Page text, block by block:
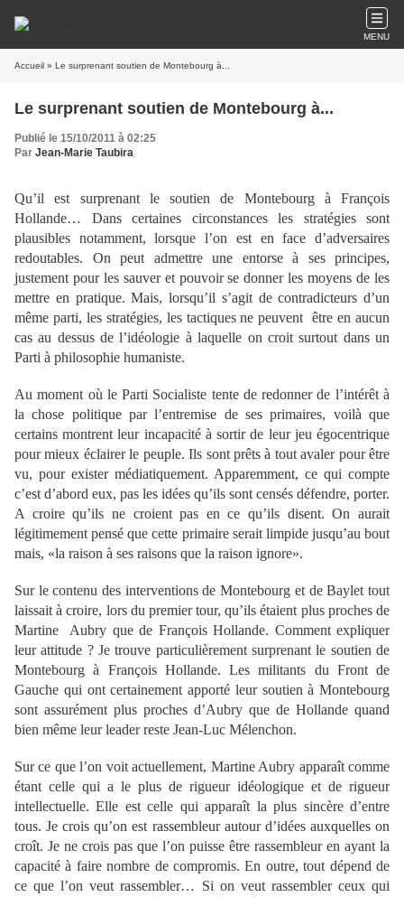
MENU
Accueil » Le surprenant soutien de Montebourg à...
Le surprenant soutien de Montebourg à...
Publié le 15/10/2011 à 02:25
Par Jean-Marie Taubira
Qu’il est surprenant le soutien de Montebourg à François
Hollande… Dans certaines circonstances les stratégies sont
plausibles notamment, lorsque l’on est en face d’adversaires
redoutables. On peut admettre une entorse à ses principes,
justement pour les sauver et pouvoir se donner les moyens de les
mettre en pratique. Mais, lorsqu’il s’agit de contradicteurs d’un
même parti, les stratégies, les tactiques ne peuvent être en aucun
cas au dessus de l’idéologie à laquelle on croit surtout dans un
Parti à philosophie humaniste.
Au moment où le Parti Socialiste tente de redonner de l’intérêt à
la chose politique par l’entremise de ses primaires, voilà que
certains montrent leur incapacité à sortir de leur jeu égocentrique
pour mieux éclairer le peuple. Ils sont prêts à tout avaler pour être
vu, pour exister médiatiquement. Apparemment, ce qui compte
c’est d’abord eux, pas les idées qu’ils sont censés défendre, porter.
A croire qu’ils ne croient pas en ce qu’ils disent. On aurait
légitimement pensé que cette primaire serait limpide jusqu’au bout
mais, «la raison à ses raisons que la raison ignore».
Sur le contenu des interventions de Montebourg et de Baylet tout
laissait à croire, lors du premier tour, qu’ils étaient plus proches de
Martine Aubry que de François Hollande. Comment expliquer
leur attitude ? Je trouve particulièrement surprenant le soutien de
Montebourg à François Hollande. Les militants du Front de
Gauche qui ont certainement apporté leur soutien à Montebourg
sont assurément plus proches d’Aubry que de Hollande quand
bien même leur leader reste Jean-Luc Mélenchon.
Sur ce que l’on voit actuellement, Martine Aubry apparaît comme
étant celle qui a le plus de rigueur idéologique et de rigueur
intellectuelle. Elle est celle qui apparaît la plus sincère d’entre
tous. Je crois qu’on est rassembleur autour d’idées auxquelles on
croît. Je ne crois pas que l’on puisse être rassembleur en ayant la
capacité à faire nombre de compromis. En outre, tout dépend de
ce que l’on veut rassembler… Si on veut rassembler ceux qui